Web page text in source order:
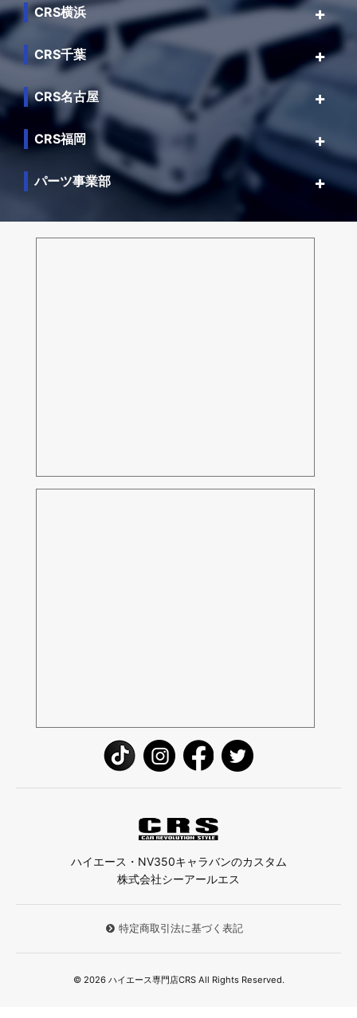
CRS横浜
CRS千葉
CRS名古屋
CRS福岡
パーツ事業部
ハイエース・NV350キャラバンのカスタム
株式会社シーアールエス
特定商取引法に基づく表記
© 2026 ハイエース専門店CRS All Rights Reserved.